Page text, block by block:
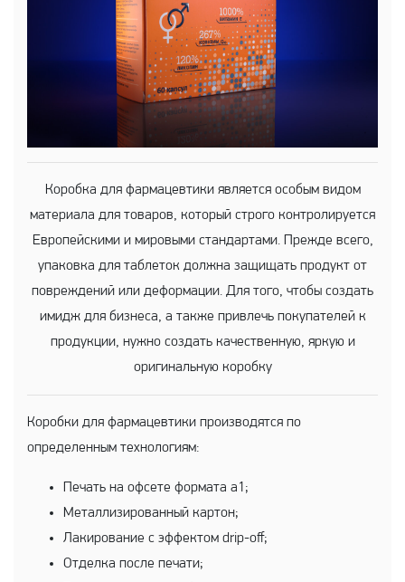
Коробка для фармацевтики является особым видом
материала для товаров, который строго контролируется
Европейскими и мировыми стандартами. Прежде всего,
упаковка для таблеток должна защищать продукт от
повреждений или деформации. Для того, чтобы создать
имидж для бизнеса, а также привлечь покупателей к
продукции, нужно создать качественную, яркую и
оригинальную коробку
Коробки для фармацевтики производятся по
определенным технологиям:
Печать на офсете формата а1;
Металлизированный картон;
Лакирование с эффектом drip-off;
Отделка после печати;